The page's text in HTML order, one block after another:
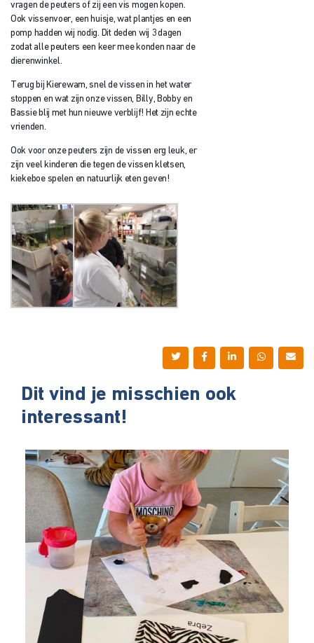
vragen de peuters of zij een vis mogen kopen.
Ook vissenvoer, een huisje, wat plantjes en een
pomp hadden wij nodig. Dit deden wij 3 dagen
zodat alle peuters een keer mee konden naar de
dierenwinkel.
Terug bij Kierewam, snel de vissen in het water
stoppen en wat zijn onze vissen, Billy, Bobby en
Bassie blij met hun nieuwe verblijf! Het zijn echte
vrienden.
Ook voor onze peuters zijn de vissen erg leuk, er
zijn veel kinderen die tegen de vissen kletsen,
kiekeboe spelen en natuurlijk eten geven!
Dit vind je misschien ook
interessant!